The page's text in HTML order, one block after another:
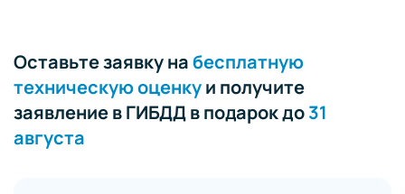
Оставьте заявку набесплатную
техническую оценкуи получите
заявление в ГИБДД в подарок до31
августа